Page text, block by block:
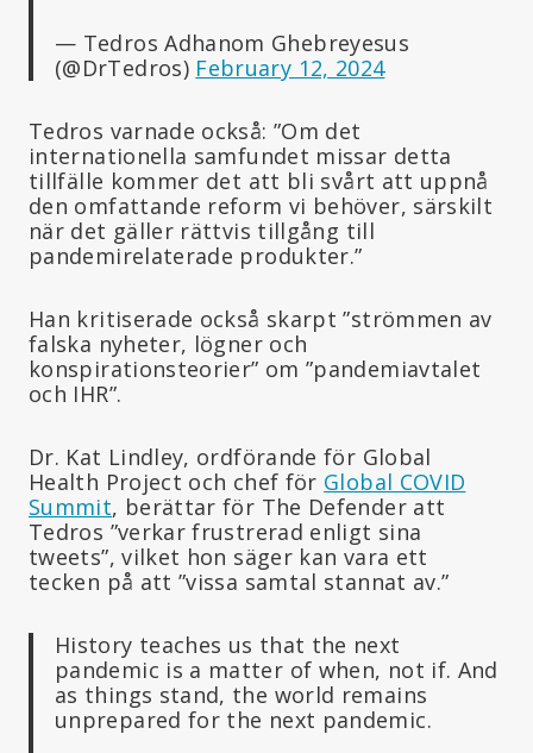
— Tedros Adhanom Ghebreyesus
(@DrTedros) February 12, 2024
Tedros varnade också: ”Om det
internationella samfundet missar detta
tillfälle kommer det att bli svårt att uppnå
den omfattande reform vi behöver, särskilt
när det gäller rättvis tillgång till
pandemirelaterade produkter.”
Han kritiserade också skarpt ”strömmen av
falska nyheter, lögner och
konspirationsteorier” om ”pandemiavtalet
och IHR”.
Dr. Kat Lindley, ordförande för Global
Health Project och chef för Global COVID
Summit, berättar för The Defender att
Tedros ”verkar frustrerad enligt sina
tweets”, vilket hon säger kan vara ett
tecken på att ”vissa samtal stannat av.”
History teaches us that the next
pandemic is a matter of when, not if. And
as things stand, the world remains
unprepared for the next pandemic.